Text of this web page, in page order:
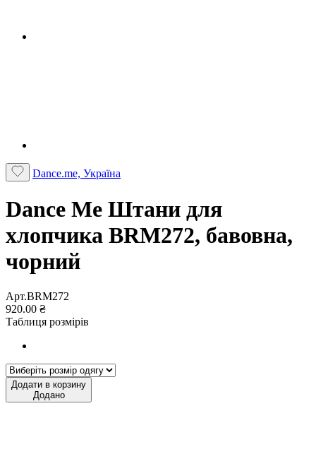
Dance.me, Україна
Dance Me Штани для
хлопчика BRM272, бавовна,
чорний
Арт.BRM272
920.00 ₴
Таблиця розмірів
Додати в корзину
Додано